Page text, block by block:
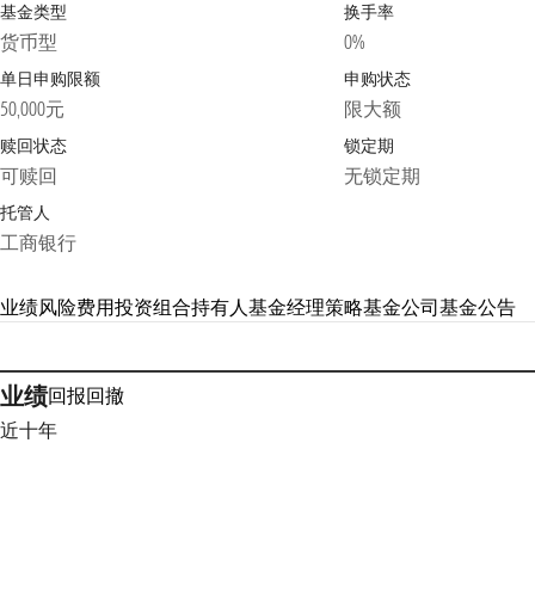
基金类型
货币型
换手率
0%
单日申购限额
50,000元
申购状态
限大额
赎回状态
可赎回
锁定期
无锁定期
托管人
工商银行
业绩风险费用投资组合持有人基金经理策略基金公司基金公告
业绩回报回撤
近十年